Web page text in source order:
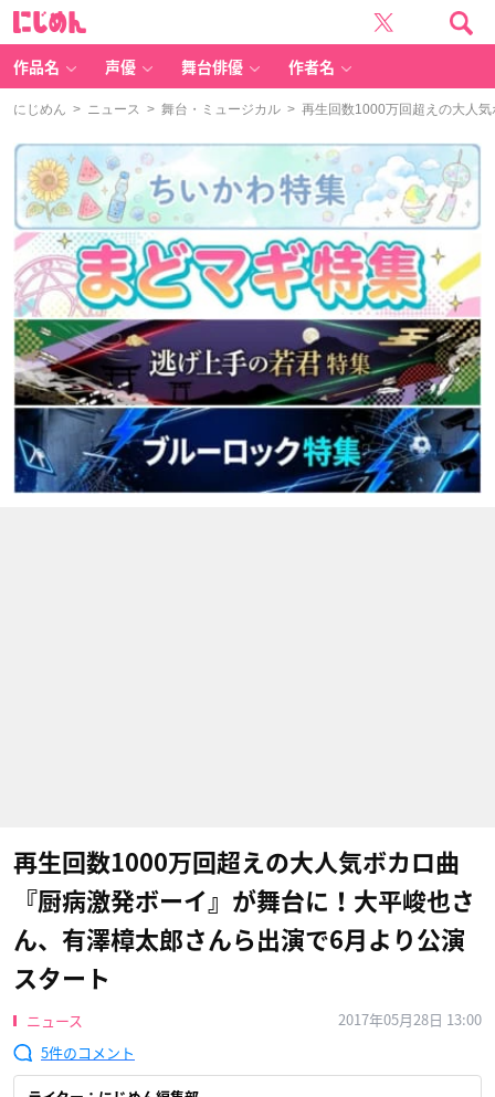
作品名 声優 舞台俳優 作者名
にじめん > ニュース > 舞台・ミュージカル > 再生回数1000万回超えの大人
再生回数1000万回超えの大人気ボカロ曲
『厨病激発ボーイ』が舞台に！大平峻也さ
ん、有澤樟太郎​さんら出演で6月より公演
スタート
ニュース
2017年05月28日 13:00
5